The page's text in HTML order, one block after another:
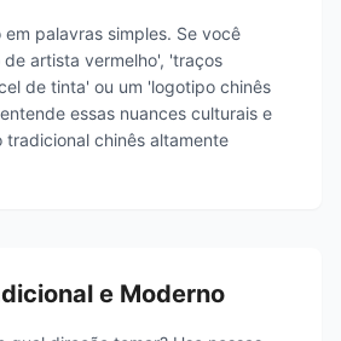
em palavras simples. Se você
artista vermelho', 'traços
de tinta' ou um 'logotipo chinês
essas nuances culturais e
chinês altamente
e Moderno